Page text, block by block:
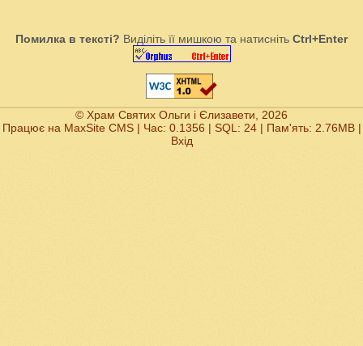
Помилка в тексті? Виділіть її мишкою та натисніть Ctrl+Enter
© Храм Святих Ольги і Єлизавети, 2026
Працює на MaxSite CMS| Час: 0.1356 | SQL: 24 | Пам'ять: 2.76MB|
Вхід